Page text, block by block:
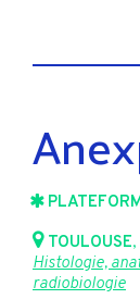
TOULOUSE,
Histologie,
radiobiologie